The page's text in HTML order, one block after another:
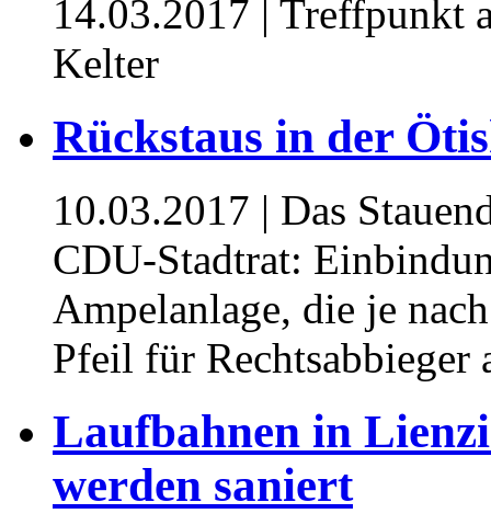
14.03.2017 | Treffpunkt
Kelter
Rückstaus in der
10.03.2017 | Das
CDU-Stadtrat:
Ampelanlage, die je
Pfeil für Rechtsabbieger
Laufbahnen in
werden saniert